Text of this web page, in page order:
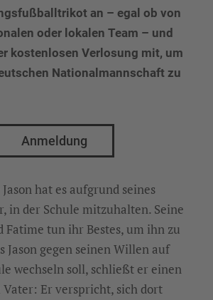
an – egal ob von
oder lokalen Team – und
kostenlosen Verlosung mit, um
Nationalmannschaft zu
Anmeldung
hat es aufgrund seines
in der Schule mitzuhalten. Seine
Fatime tun ihr Bestes, um ihn zu
Jason gegen seinen Willen auf
wechseln soll, schließt er einen
Er verspricht, sich dort